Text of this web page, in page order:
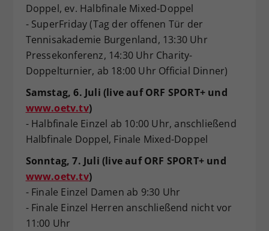
Doppel, ev. Halbfinale Mixed-Doppel
- SuperFriday (Tag der offenen Tür der
Tennisakademie Burgenland, 13:30 Uhr
Pressekonferenz, 14:30 Uhr Charity-
Doppelturnier, ab 18:00 Uhr Official Dinner)
Samstag, 6. Juli (live auf ORF SPORT+ und
www.oetv.tv)
- Halbfinale Einzel ab 10:00 Uhr, anschließend
Halbfinale Doppel, Finale Mixed-Doppel
Sonntag, 7. Juli (live auf ORF SPORT+ und
www.oetv.tv)
- Finale Einzel Damen ab 9:30 Uhr
- Finale Einzel Herren anschließend nicht vor
11:00 Uhr